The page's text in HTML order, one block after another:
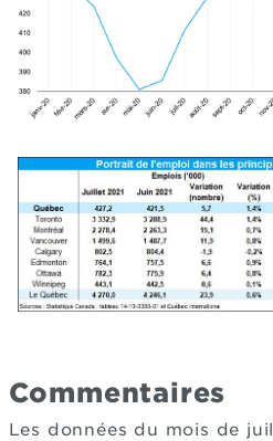
Commentaires
Les données du mois de